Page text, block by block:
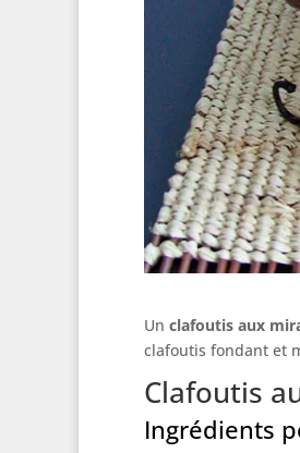
Un clafoutis aux
clafoutis fondant et
Clafoutis
Ingrédients